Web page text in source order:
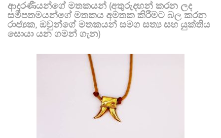
ආදරණීයන්ගේ මතකයන් (අතුරුදහන් කරන ලද
සමීපතමයන්ගේ මතකය අමතක කිරීමට බල කරන
රාජ්‍යක, ඔවුන්ගේ මතකයන් සමග සත්‍ය සහ යුක්තිය
සොයා යන ගමන් ගැන)